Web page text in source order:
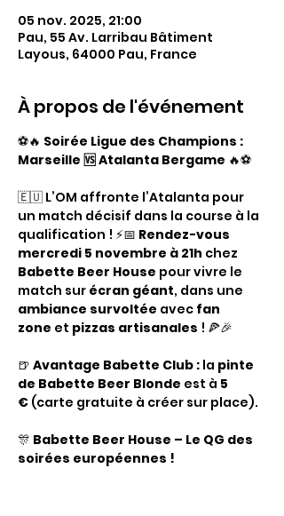
05 nov. 2025, 21:00
Pau, 55 Av. Larribau Bâtiment
Layous, 64000 Pau, France
À propos de l'événement
⚽🔥 Soirée Ligue des Champions :
Marseille 🆚 Atalanta Bergame 🔥⚽
🇪🇺 L’OM affronte l’Atalanta pour
un match décisif dans la course à la
qualification ! ⚡📅 Rendez-vous
mercredi 5 novembre à 21h chez
Babette Beer House pour vivre le
match sur écran géant, dans une
ambiance survoltée avec fan
zone et pizzas artisanales ! 🍕🎉
🍺 Avantage Babette Club : la pinte
de Babette Beer Blonde est à 5
€ (carte gratuite à créer sur place).
🎊 Babette Beer House – Le QG des
soirées européennes !